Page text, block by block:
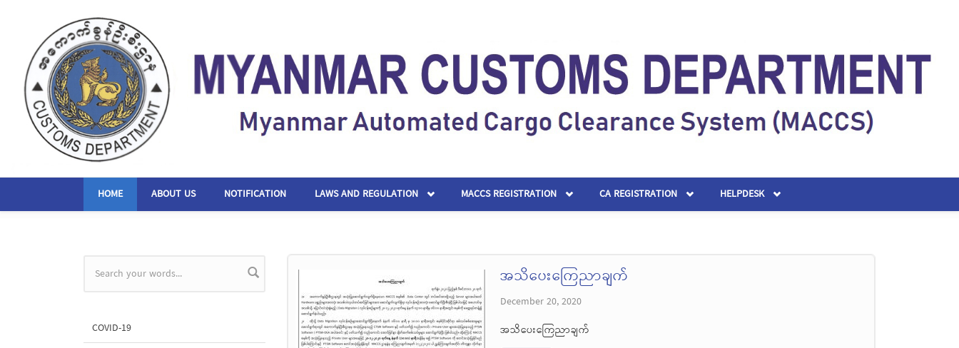
HOME ABOUT US NOTIFICATION LAWS AND REGULATION MACCS REGISTRATION CA REGISTRATION HELPDESK
Search form
COVID-19
အသိပေးကြေညာချက်
December 20, 2020
အသိပေးကြေညာချက်